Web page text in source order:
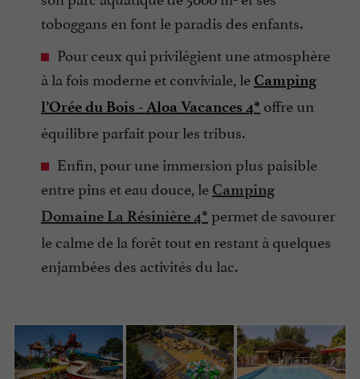
toboggans en font le paradis des enfants.
Pour ceux qui privilégient une atmosphère
à la fois moderne et conviviale, leCamping
l’Orée du Bois - Aloa Vacances 4* offre un
équilibre parfait pour les tribus.
Enfin, pour une immersion plus paisible
entre pins et eau douce, le Camping
Domaine La Résinière 4* permet de savourer
le calme de la forêt tout en restant à quelques
enjambées des activités du lac.